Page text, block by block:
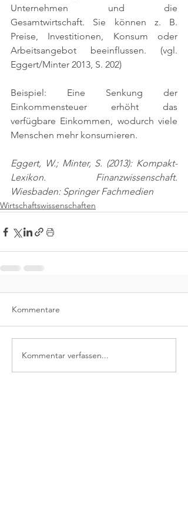
Unternehmen und die
Gesamtwirtschaft. Sie können z. B.
Preise, Investitionen, Konsum oder
Arbeitsangebot beeinflussen. (vgl.
Eggert/Minter 2013, S. 202)
Beispiel: Eine Senkung der
Einkommensteuer erhöht das
verfügbare Einkommen, wodurch viele
Menschen mehr konsumieren.
Eggert, W.; Minter, S. (2013): Kompakt-
Lexikon. Finanzwissenschaft.
Wiesbaden: Springer Fachmedien
Wirtschaftswissenschaften
Kommentare
Kommentar verfassen...